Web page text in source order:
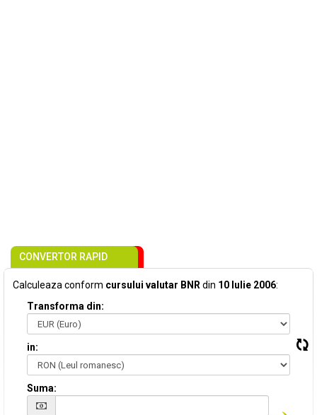
CONVERTOR RAPID
Calculeaza conform cursului valutar BNR din 10 Iulie 2006:
Transforma din:
in:
Suma: